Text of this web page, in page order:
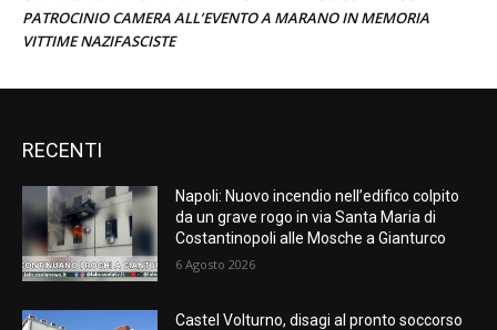
PATROCINIO CAMERA ALL’EVENTO A MARANO IN MEMORIA
VITTIME NAZIFASCISTE
RECENTI
Napoli: Nuovo incendio nell’edifico colpito
da un grave rogo in via Santa Maria di
Costantinopoli alle Mosche a Gianturco
6 Agosto 2026
Castel Volturno, disagi al pronto soccorso